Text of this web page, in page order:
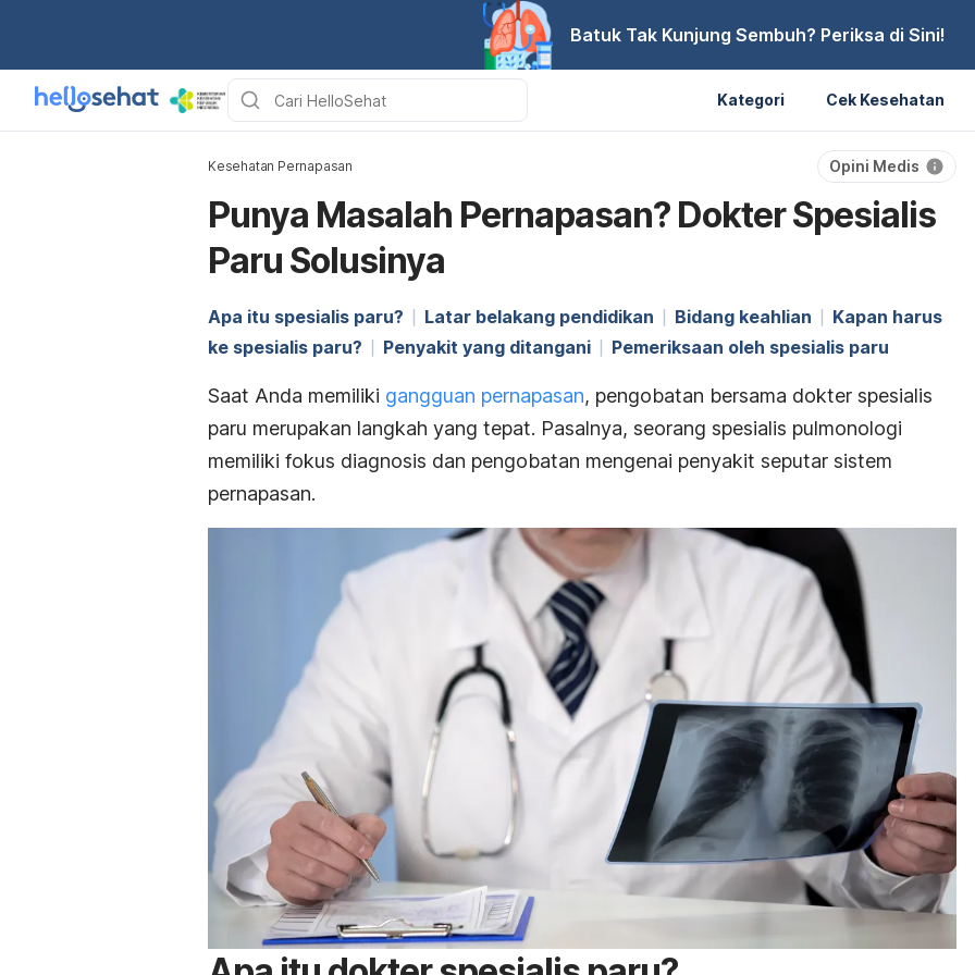
Batuk Tak Kunjung Sembuh? Periksa di Sini!
Kategori Cek Kesehatan
Kesehatan Pernapasan Opini Medis
Punya Masalah Pernapasan? Dokter Spesialis
Paru Solusinya
Apa itu spesialis paru? Latar belakang pendidikan Bidang keahlian
Kapan harus
ke spesialis paru?
Penyakit yang ditangani Pemeriksaan oleh spesialis paru
Saat Anda memiliki gangguan pernapasan, pengobatan bersama dokter spesialis
paru merupakan langkah yang tepat. Pasalnya, seorang spesialis pulmonologi
memiliki fokus diagnosis dan pengobatan mengenai penyakit seputar sistem
pernapasan.